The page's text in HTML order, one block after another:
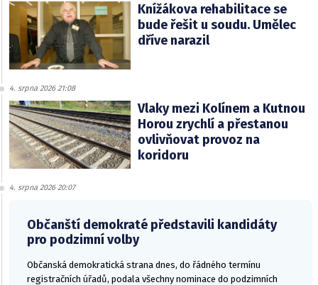
Knížákova rehabilitace se
bude řešit u soudu. Umělec
dříve narazil
4. srpna 2026 21:08
Vlaky mezi Kolínem a Kutnou
Horou zrychlí a přestanou
ovlivňovat provoz na
koridoru
4. srpna 2026 20:07
Občanští demokraté představili kandidáty
pro podzimní volby
Občanská demokratická strana dnes, do řádného termínu
registračních úřadů, podala všechny nominace do podzimních